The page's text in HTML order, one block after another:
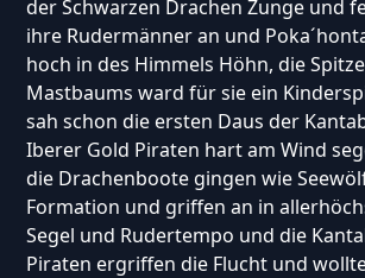
der Schwarzen Drachen Zunge und
ihre Rudermänner an und
hoch in des Himmels Höhn, die
Mastbaums ward für sie ein
sah schon die ersten Daus der
Iberer Gold Piraten hart am Wind
die Drachenboote gingen wie
Formation und griffen an in
Segel und Rudertempo und die
Piraten ergriffen die Flucht und